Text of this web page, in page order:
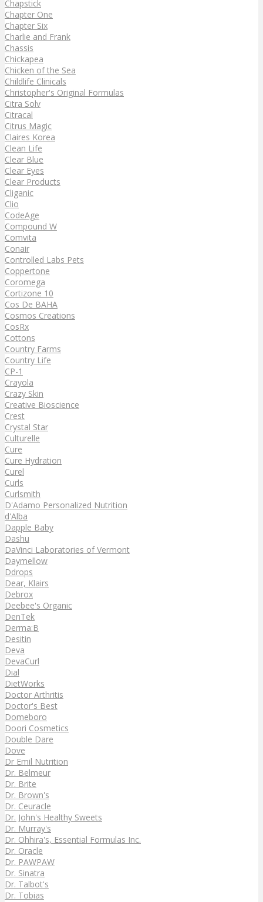
Chapstick
Chapter One
Chapter Six
Charlie and Frank
Chassis
Chickapea
Chicken of the Sea
Childlife Clinicals
Christopher's Original Formulas
Citra Solv
Citracal
Citrus Magic
Claires Korea
Clean Life
Clear Blue
Clear Eyes
Clear Products
Cliganic
Clio
CodeAge
Compound W
Comvita
Conair
Controlled Labs Pets
Coppertone
Coromega
Cortizone 10
Cos De BAHA
Cosmos Creations
CosRx
Cottons
Country Farms
Country Life
CP-1
Crayola
Crazy Skin
Creative Bioscience
Crest
Crystal Star
Culturelle
Cure
Cure Hydration
Curel
Curls
Curlsmith
D'Adamo Personalized Nutrition
d'Alba
Dapple Baby
Dashu
DaVinci Laboratories of Vermont
Daymellow
Ddrops
Dear, Klairs
Debrox
Deebee's Organic
DenTek
Derma:B
Desitin
Deva
DevaCurl
Dial
DietWorks
Doctor Arthritis
Doctor's Best
Domeboro
Doori Cosmetics
Double Dare
Dove
Dr Emil Nutrition
Dr. Belmeur
Dr. Brite
Dr. Brown's
Dr. Ceuracle
Dr. John's Healthy Sweets
Dr. Murray's
Dr. Ohhira's, Essential Formulas Inc.
Dr. Oracle
Dr. PAWPAW
Dr. Sinatra
Dr. Talbot's
Dr. Tobias